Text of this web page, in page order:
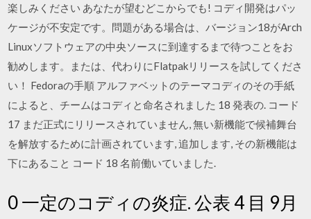
楽しみください あなたが望むどこからでも! コディ開発はパッ
ケージが不安定です。問題がある場合は、バージョン18がArch
Linuxソフトウェアの中央ソースに到達するまで待つことをお
勧めします。または、代わりにFlatpakリリースを試してくださ
い！ Fedoraの手順 アルファベットのテーマコディのその手紙
によると、チームはコディと命名されました 18 発表の. コード
17 まだ正式にリリースされていません, 無い新機能で候補舞台
を解放するために計画されています, 追加します, その新機能は
下にあること コード 18 名前働いていました.
0 一定のコディの炎症. 公表 4 目 9月